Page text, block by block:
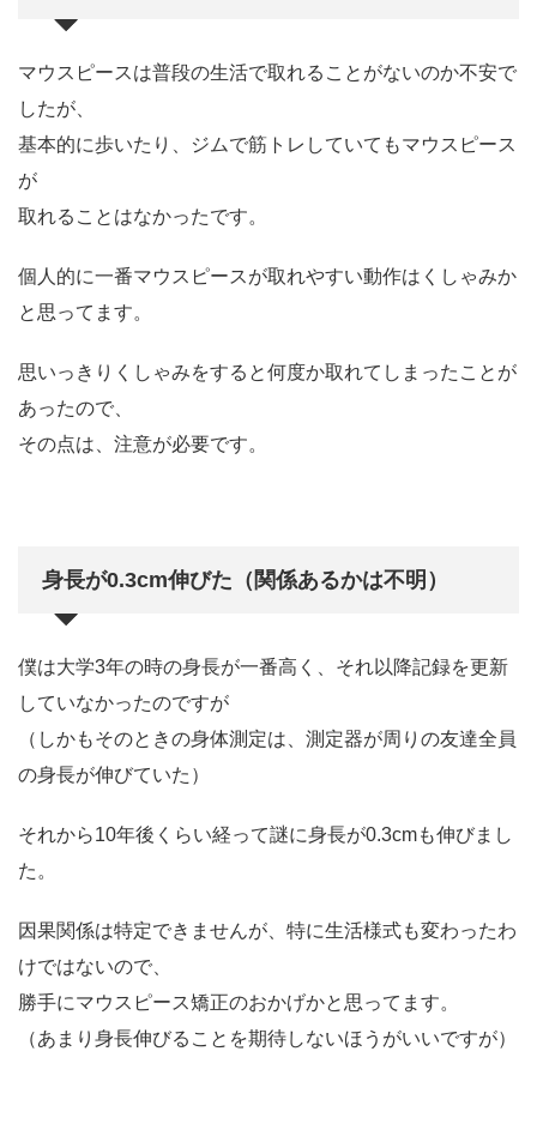
マウスピースは普段の生活で取れることがないのか不安で
したが、
基本的に歩いたり、ジムで筋トレしていてもマウスピース
が
取れることはなかったです。
個人的に一番マウスピースが取れやすい動作はくしゃみか
と思ってます。
思いっきりくしゃみをすると何度か取れてしまったことが
あったので、
その点は、注意が必要です。
身長が0.3cm伸びた（関係あるかは不明）
僕は大学3年の時の身長が一番高く、それ以降記録を更新
していなかったのですが
（しかもそのときの身体測定は、測定器が周りの友達全員
の身長が伸びていた）
それから10年後くらい経って謎に身長が0.3cmも伸びまし
た。
因果関係は特定できませんが、特に生活様式も変わったわ
けではないので、
勝手にマウスピース矯正のおかげかと思ってます。
（あまり身長伸びることを期待しないほうがいいですが）